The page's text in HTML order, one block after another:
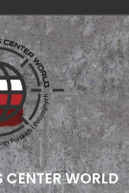
CENTER WORLD